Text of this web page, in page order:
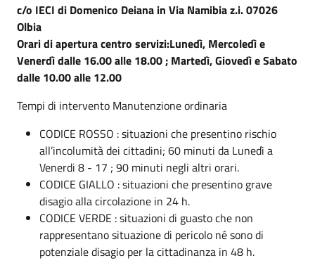
c/o IECI di Domenico Deiana in Via Namibia z.i. 07026
Olbia
Orari di apertura centro servizi:Lunedì, Mercoledì e
Venerdì dalle 16.00 alle 18.00 ; Martedì, Giovedì e Sabato
dalle 10.00 alle 12.00
Tempi di intervento Manutenzione ordinaria
CODICE ROSSO : situazioni che presentino rischio
all’incolumità dei cittadini; 60 minuti da Lunedì a
Venerdi 8 - 17 ; 90 minuti negli altri orari.
CODICE GIALLO : situazioni che presentino grave
disagio alla circolazione in 24 h.
CODICE VERDE : situazioni di guasto che non
rappresentano situazione di pericolo né sono di
potenziale disagio per la cittadinanza in 48 h.